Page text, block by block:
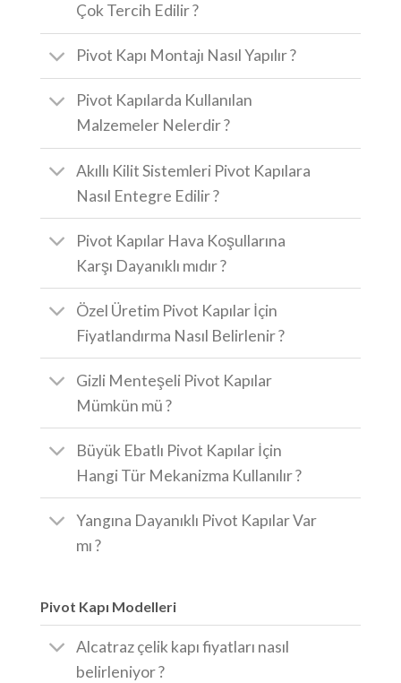
Çok Tercih Edilir ?
Pivot Kapı Montajı Nasıl Yapılır ?
Pivot Kapılarda Kullanılan
Malzemeler Nelerdir ?
Akıllı Kilit Sistemleri Pivot Kapılara
Nasıl Entegre Edilir ?
Pivot Kapılar Hava Koşullarına
Karşı Dayanıklı mıdır ?
Özel Üretim Pivot Kapılar İçin
Fiyatlandırma Nasıl Belirlenir ?
Gizli Menteşeli Pivot Kapılar
Mümkün mü ?
Büyük Ebatlı Pivot Kapılar İçin
Hangi Tür Mekanizma Kullanılır ?
Yangına Dayanıklı Pivot Kapılar Var
mı ?
Pivot Kapı Modelleri
Alcatraz çelik kapı fiyatları nasıl
belirleniyor ?